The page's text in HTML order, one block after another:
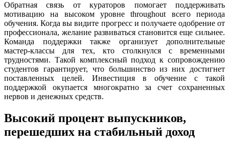
Обратная связь от кураторов помогает поддерживать
мотивацию на высоком уровне throughout всего периода
обучения. Когда вы видите прогресс и получаете одобрение от
профессионала, желание развиваться становится еще сильнее.
Команда поддержки также организует дополнительные
мастер-классы для тех, кто столкнулся с временными
трудностями. Такой комплексный подход к сопровождению
студентов гарантирует, что большинство из них достигнет
поставленных целей. Инвестиция в обучение с такой
поддержкой окупается многократно за счет сохраненных
нервов и денежных средств.
Высокий процент выпускников,
перешедших на стабильный доход